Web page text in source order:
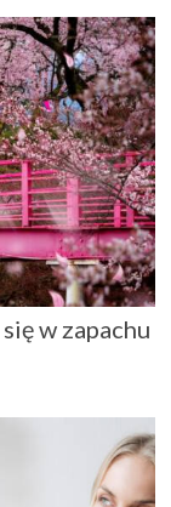
w zapachu